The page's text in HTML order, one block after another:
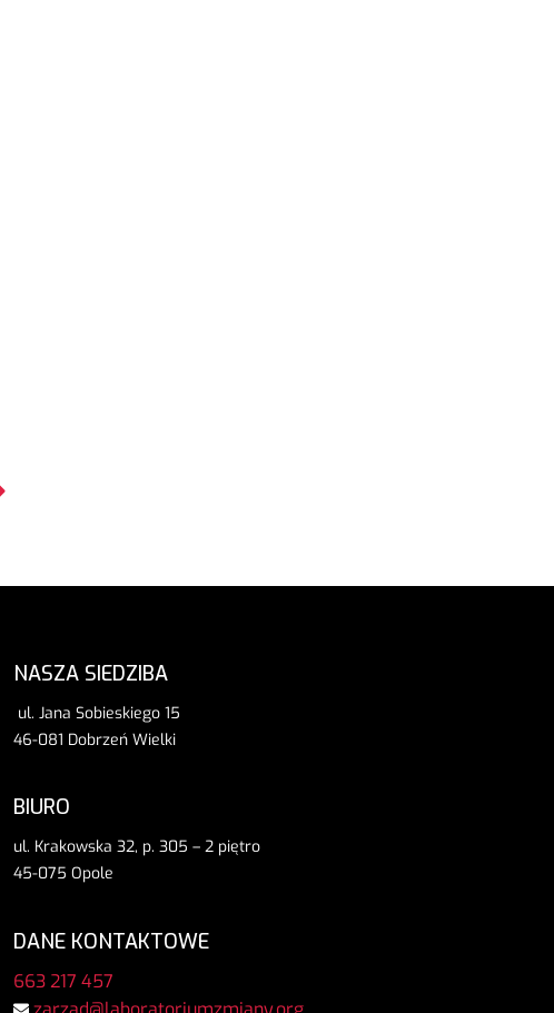
NASZA SIEDZIBA
ul. Jana Sobieskiego 15
46-081 Dobrzeń Wielki
BIURO
ul. Krakowska 32, p. 305 – 2 piętro
45-075 Opole
DANE KONTAKTOWE
663 217 457